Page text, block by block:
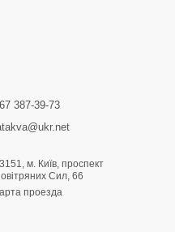
387-39-73
м. Київ, проспект
Сил, 66
проезда